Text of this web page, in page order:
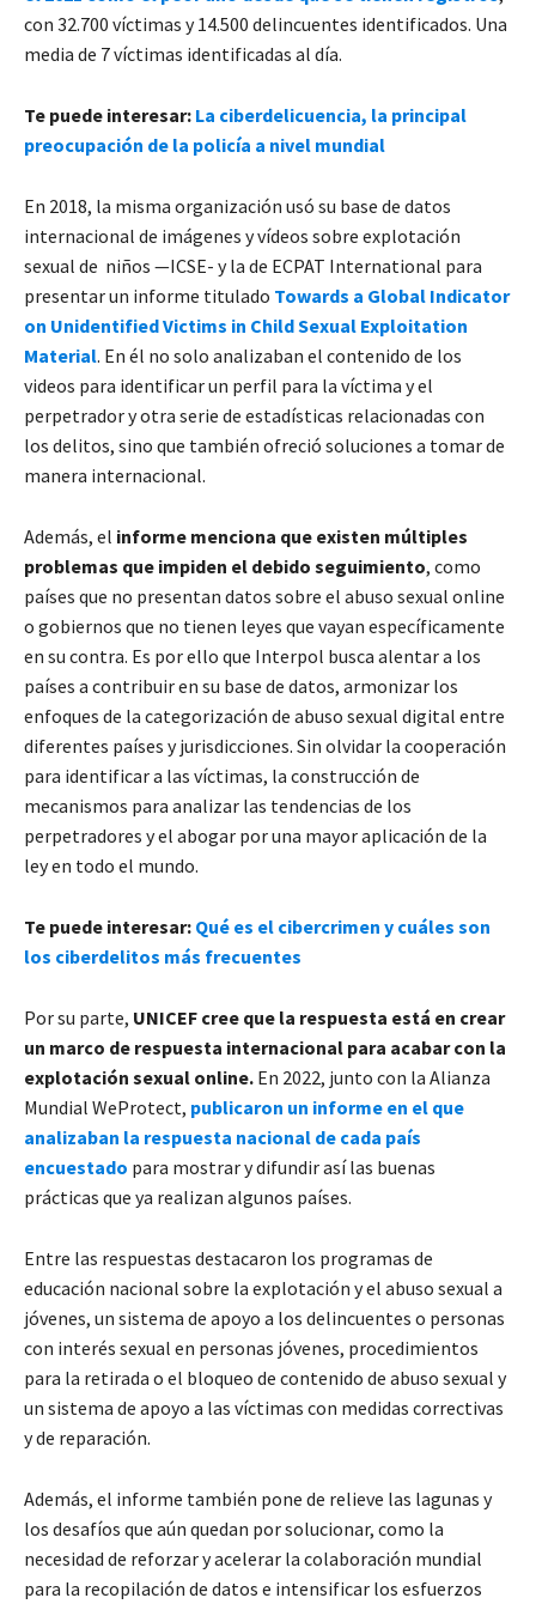
con 32.700 víctimas y 14.500 delincuentes identificados. Una
media de 7 víctimas identificadas al día.
Te puede interesar: La ciberdelicuencia, la principal
preocupación de la policía a nivel mundial
En 2018, la misma organización usó su base de datos
internacional de imágenes y vídeos sobre explotación
sexual de niños —ICSE- y la de ECPAT International para
presentar un informe titulado Towards a Global Indicator
on Unidentified Victims in Child Sexual Exploitation
Material. En él no solo analizaban el contenido de los
videos para identificar un perfil para la víctima y el
perpetrador y otra serie de estadísticas relacionadas con
los delitos, sino que también ofreció soluciones a tomar de
manera internacional.
Además, el informe menciona que existen múltiples
problemas que impiden el debido seguimiento, como
países que no presentan datos sobre el abuso sexual online
o gobiernos que no tienen leyes que vayan específicamente
en su contra. Es por ello que Interpol busca alentar a los
países a contribuir en su base de datos, armonizar los
enfoques de la categorización de abuso sexual digital entre
diferentes países y jurisdicciones. Sin olvidar la cooperación
para identificar a las víctimas, la construcción de
mecanismos para analizar las tendencias de los
perpetradores y el abogar por una mayor aplicación de la
ley en todo el mundo.
Te puede interesar: Qué es el cibercrimen y cuáles son
los ciberdelitos más frecuentes
Por su parte, UNICEF cree que la respuesta está en crear
un marco de respuesta internacional para acabar con la
explotación sexual online. En 2022, junto con la Alianza
Mundial WeProtect, publicaron un informe en el que
analizaban la respuesta nacional de cada país
encuestado para mostrar y difundir así las buenas
prácticas que ya realizan algunos países.
Entre las respuestas destacaron los programas de
educación nacional sobre la explotación y el abuso sexual a
jóvenes, un sistema de apoyo a los delincuentes o personas
con interés sexual en personas jóvenes, procedimientos
para la retirada o el bloqueo de contenido de abuso sexual y
un sistema de apoyo a las víctimas con medidas correctivas
y de reparación.
Además, el informe también pone de relieve las lagunas y
los desafíos que aún quedan por solucionar, como la
necesidad de reforzar y acelerar la colaboración mundial
para la recopilación de datos e intensificar los esfuerzos